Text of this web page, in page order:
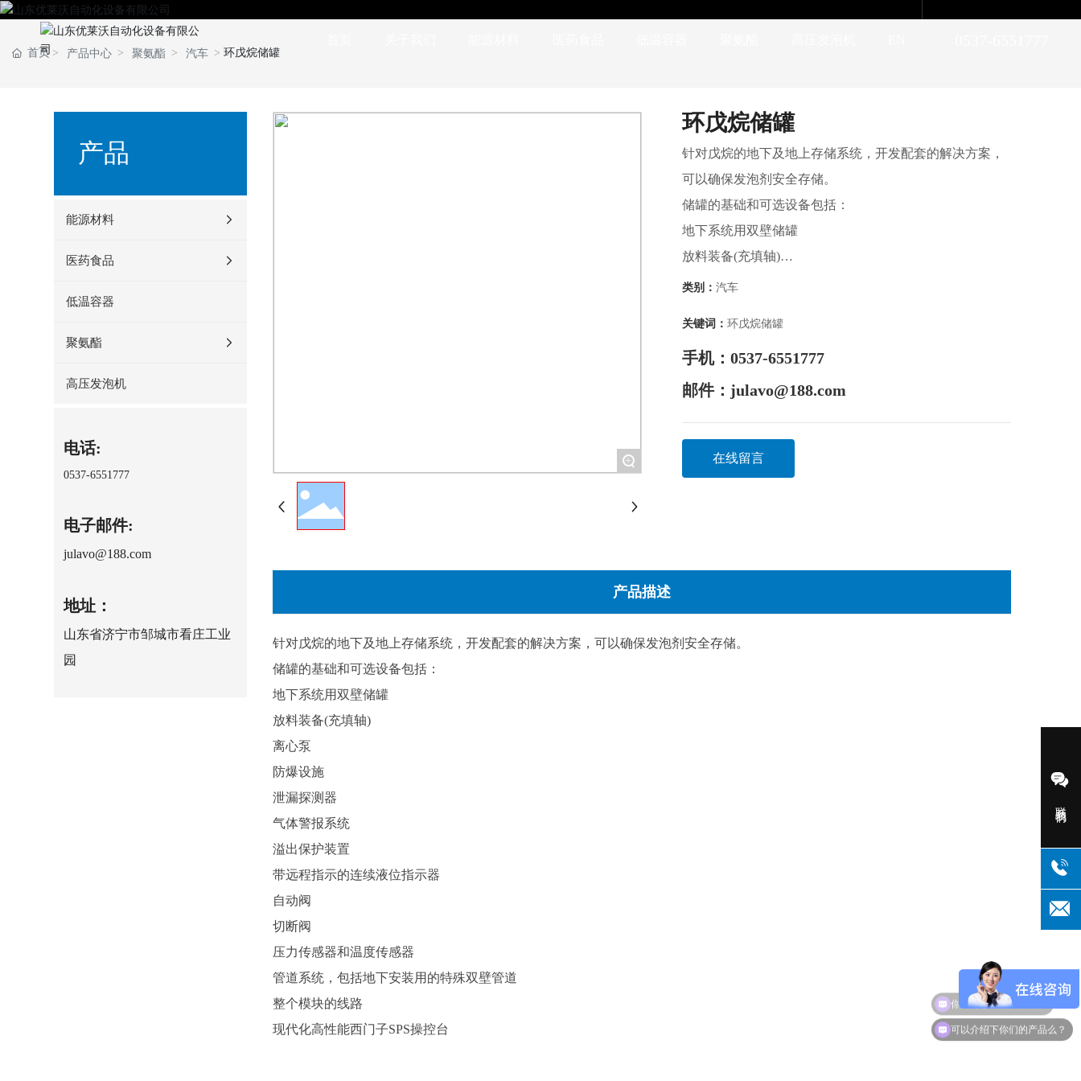
首页 产品中心 聚氨酯 汽车 环戊烷储罐
产品
能源材料
医药食品
低温容器
聚氨酯
高压发泡机
电话:
0537-6551777
电子邮件:
julavo@188.com
地址：
山东省济宁市邹城市看庄工业
园
+
环戊烷储罐
针对戊烷的地下及地上存储系统，开发配套的解决方案，
可以确保发泡剂安全存储。
储罐的基础和可选设备包括：
地下系统用双壁储罐
放料装备(充填轴)
离心泵
泄漏探测器
气体警报系统
溢出保护装置
自动阀
切断阀
类别： 汽车
关键词： 环戊烷储罐
手机：0537-6551777
邮件：julavo@188.com
在线留言
产品描述
针对戊烷的地下及地上存储系统，开发配套的解决方案，可以确保发泡剂安全存储。
储罐的基础和可选设备包括：
地下系统用双壁储罐
放料装备(充填轴)
离心泵
防爆设施
泄漏探测器
气体警报系统
溢出保护装置
带远程指示的连续液位指示器
自动阀
切断阀
压力传感器和温度传感器
管道系统，包括地下安装用的特殊双壁管道
整个模块的线路
现代化高性能西门子SPS操控台
可以介绍下你们的产品么？
你们是怎么收费的呢？